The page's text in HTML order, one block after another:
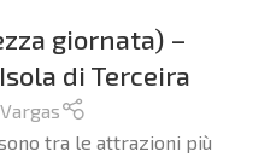
giornata) –
di Terceira
tra le attrazioni più